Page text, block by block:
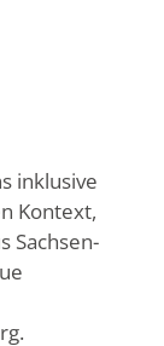
inklusive
Kontext,
Sachsen-